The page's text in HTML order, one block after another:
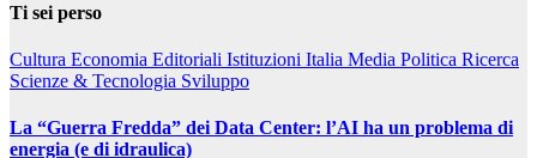
Ti sei perso
Cultura Economia Editoriali Istituzioni Italia Media Politica Ricerca
Scienze & Tecnologia Sviluppo
La “Guerra Fredda” dei Data Center: l’AI ha un problema di
energia (e di idraulica)